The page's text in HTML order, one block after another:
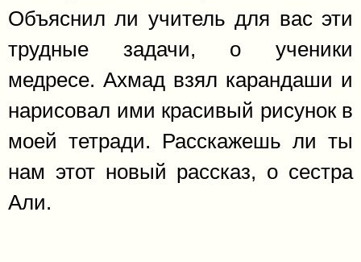
Объяснил ли учитель для вас эти
трудные задачи, о ученики
медресе. Ахмад взял карандаши и
нарисовал ими красивый рисунок в
моей тетради. Расскажешь ли ты
нам этот новый рассказ, о сестра
Али.